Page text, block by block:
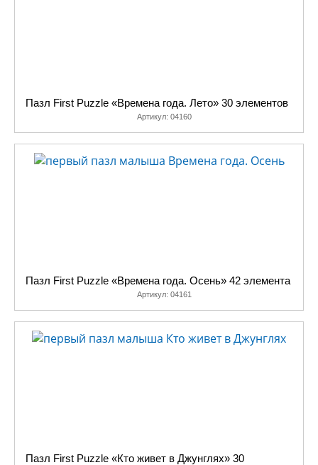
Пазл First Puzzle «Времена года. Лето» 30 элементов
Артикул: 04160
Пазл First Puzzle «Времена года. Осень» 42 элемента
Артикул: 04161
Пазл First Puzzle «Кто живет в Джунглях» 30